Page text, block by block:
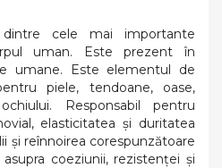
cele mai importante
uman. Este prezent în
umane. Este elementul de
piele, tendoane, oase,
Responsabil pentru
elasticitatea și duritatea
și reînnoirea corespunzătoare
coeziunii, rezistenței și